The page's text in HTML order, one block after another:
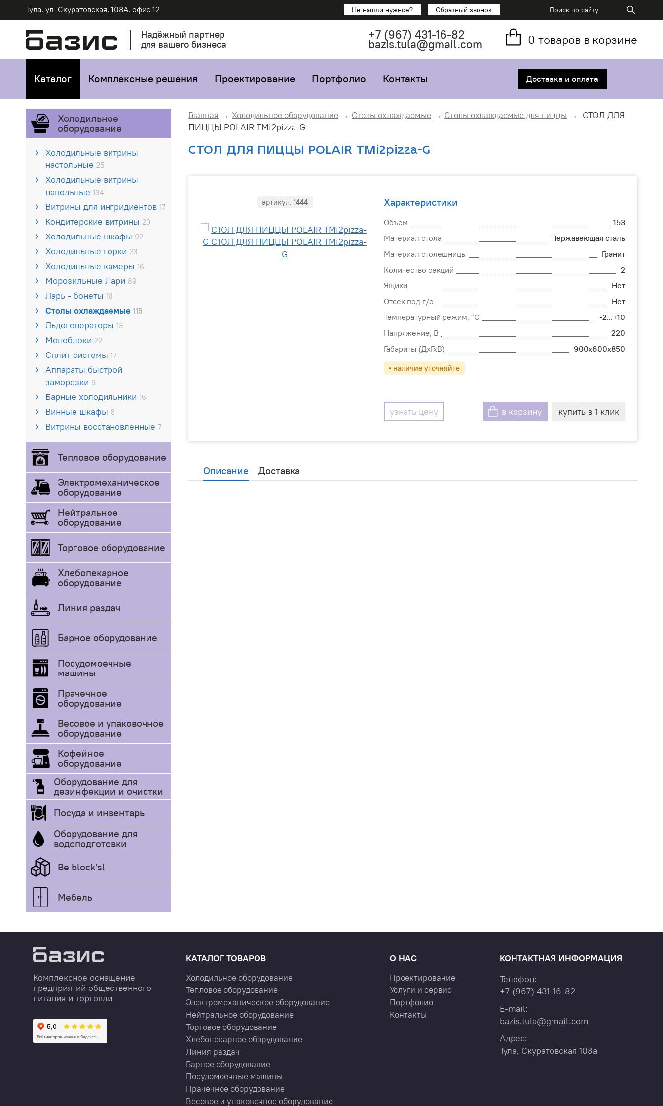
Тула, ул. Скуратовская, 108А, офис 12 Не нашли нужное? Обратный звонок
Надёжный партнер
для вашего бизнеса
+7 (967) 431-16-82
bazis.tula@gmail.com 0 товаров в корзине
Каталог Комплексные решения Проектирование Портфолио Контакты Доставка и оплата
Холодильное
оборудование
Холодильные витрины
настольные 25
Холодильные витрины
напольные 134
Витрины для ингридиентов 17
Кондитерские витрины 20
Холодильные шкафы 92
Холодильные горки 23
Холодильные камеры 16
Морозильные Лари 89
Ларь - бонеты 18
Столы охлаждаемые 115
Льдогенераторы 13
Моноблоки 22
Сплит-системы 17
Аппараты быстрой
заморозки 9
Барные холодильники 16
Винные шкафы 6
Витрины восстановленные 7
Тепловое оборудование
Электромеханическое
оборудование
Нейтральное
оборудование
Торговое оборудование
Хлебопекарное
оборудование
Линия раздач
Барное оборудование
Посудомоечные
машины
Прачечное
оборудование
Весовое и упаковочное
оборудование
Кофейное
оборудование
Оборудование для
дезинфекции и очистки
Посуда и инвентарь
Оборудование для
водоподготовки
Be block's!
Мебель
Главная Холодильное оборудование Столы охлаждаемые Столы охлаждаемые для пиццы
СТОЛ ДЛЯ
ПИЦЦЫ POLAIR TMi2pizza-G
СТОЛ ДЛЯ ПИЦЦЫ POLAIR TMi2pizza-G
артикул: 1444 Характеристики
Объем
153
Материал стола
Нержавеющая сталь
Материал столешницы
Гранит
Количество секций
2
Ящики
Нет
Отсек под г/е
Нет
Температурный режим, °С
-2...+10
Напряжение, В
220
Габариты (ДхГхВ)
900х600х850
• наличие уточняйте
узнать цену в корзину купить в 1 клик
Описание Доставка
Комплексное оснащение
предприятий общественного
питания и торговли
КАТАЛОГ ТОВАРОВ
Холодильное оборудование
Тепловое оборудование
Электромеханическое оборудование
Нейтральное оборудование
Торговое оборудование
Хлебопекарное оборудование
Линия раздач
Барное оборудование
Посудомоечные машины
Прачечное оборудование
Весовое и упаковочное оборудование
О НАС
Проектирование
Услуги и сервис
Портфолио
Контакты
КОНТАКТНАЯ ИНФОРМАЦИЯ
Телефон:
+7 (967) 431-16-82
E-mail:
bazis.tula@gmail.com
Адрес:
Тула, Скуратовская 108а